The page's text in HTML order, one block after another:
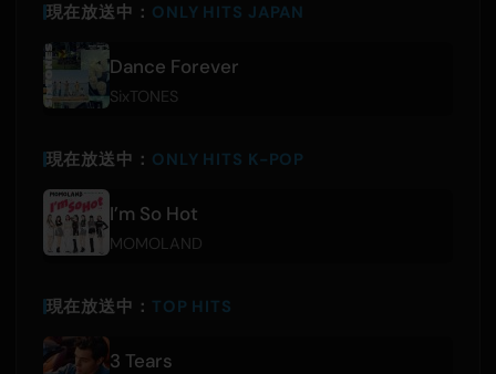
現在放送中： ONLY HITS JAPAN
Dance Forever
SixTONES
現在放送中： ONLY HITS K-POP
I’m So Hot
MOMOLAND
現在放送中： TOP HITS
3 Tears